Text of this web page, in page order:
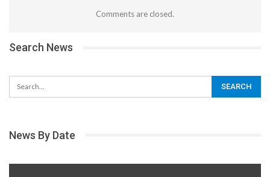
Comments are closed.
Search News
News By Date